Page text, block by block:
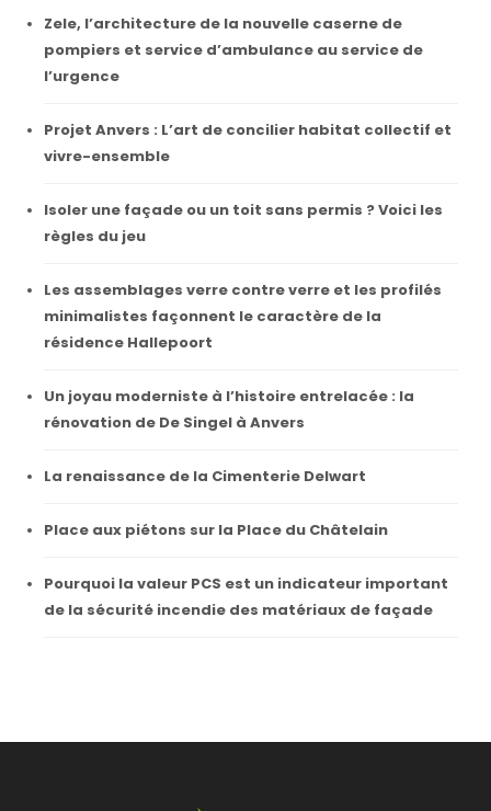
Zele, l’architecture de la nouvelle caserne de
pompiers et service d’ambulance au service de
l’urgence
Projet Anvers : L’art de concilier habitat collectif et
vivre-ensemble
Isoler une façade ou un toit sans permis ? Voici les
règles du jeu
Les assemblages verre contre verre et les profilés
minimalistes façonnent le caractère de la
résidence Hallepoort
Un joyau moderniste à l’histoire entrelacée : la
rénovation de De Singel à Anvers
La renaissance de la Cimenterie Delwart
Place aux piétons sur la Place du Châtelain
Pourquoi la valeur PCS est un indicateur important
de la sécurité incendie des matériaux de façade